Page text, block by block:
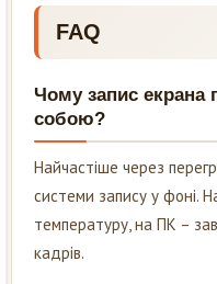
FAQ
Чому запис екрана
собою?
Найчастіше через
системи запису у фоні.
температуру, на ПК –
кадрів.